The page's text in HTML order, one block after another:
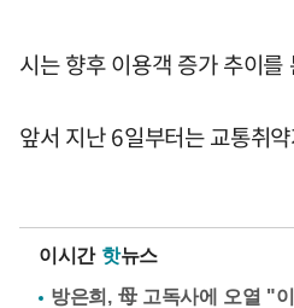
시는 향후 이용객 증가 추이
앞서 지난 6일부터는 교통취
이시간 핫뉴스
방은희, 母 고독사에 오열 "